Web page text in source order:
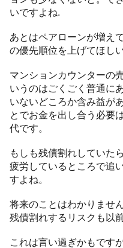
いですよね.
あとはペアローンが増え
の優先順位を上げてほし
マンションカウンターの
いうのはごくごく普通に
いないどころか含み益が
とでお金を出し合う必要
代です。
もしも残債割れしていた
疲労しているところで追
すよね。
将来のことはわかりませ
残債割れするリスクも以
これは言い過ぎかもです